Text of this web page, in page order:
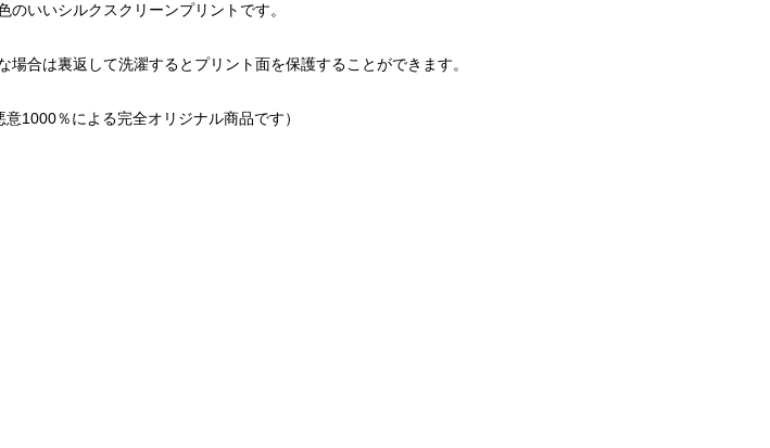
いいシルクスクリーンプリントです。
合は裏返して洗濯するとプリント面を保護することができます。
1000％による完全オリジナル商品です）